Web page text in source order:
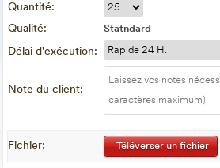
Quantité:
Qualité:
Statndard
Délai d'exécution:
Note du client:
Fichier: Téléverser un fichier